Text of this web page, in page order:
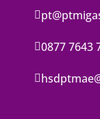
0877 7643